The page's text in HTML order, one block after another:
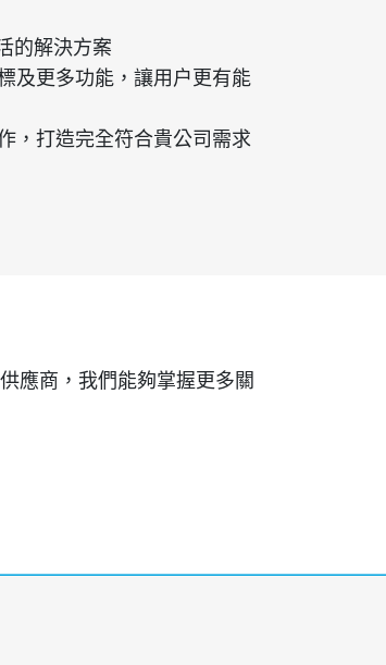
的解決方案
及更多功能，讓用户更有能
，打造完全符合貴公司需求
應商，我們能夠掌握更多關